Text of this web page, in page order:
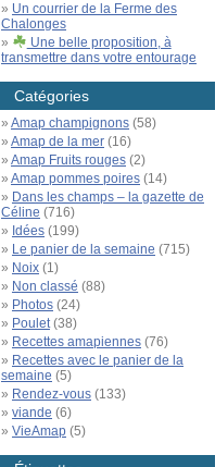
Un courrier de la Ferme des
Chalonges
Une belle proposition, à
transmettre dans votre entourage
Catégories
Amap champignons (58)
Amap de la mer (16)
Amap Fruits rouges (2)
Amap pommes poires (14)
Dans les champs – la gazette de
Céline (716)
Idées (199)
Le panier de la semaine (715)
Noix (1)
Non classé (88)
Photos (24)
Poulet(38)
Recettes amapiennes (76)
Recettes avec le panier de la
semaine (5)
Rendez-vous (133)
viande (6)
VieAmap (5)